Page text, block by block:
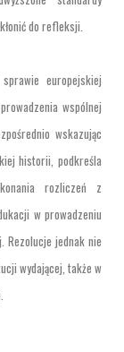
do refleksji.
europejskiej
wspólnej
wskazując
historii, podkreśla
rozliczeń z
w prowadzeniu
jednak nie
wydającej, także w